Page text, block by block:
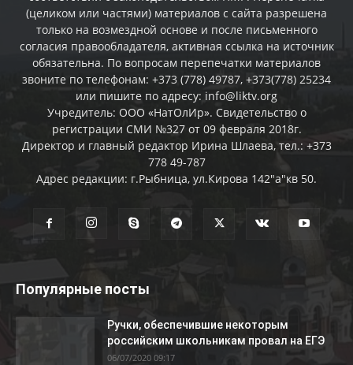
(целиком или частями) материалов c сайта разрешена
только на возмездной основе и после письменного
согласия правообладателя, активная ссылка на источник
обязательна. По вопросам перепечатки материалов
звоните по телефонам: +373 (778) 49787, +373(778) 25234
или пишите по адресу: info@liktv.org
Учредитель: ООО «НатОлИр». Свидетельство о
регистрации СМИ №327 от 09 февраля 2018г.
Директор и главный редактор Ирина Шлаева, тел.: +373
778 49-787
Адрес редакции: г.Рыбница, ул.Кирова 142"а"кв 50.
Популярные посты
Ручки, обеспечившие некоторым
российским школьникам провал на ЕГЭ
06/07/2020 09:17